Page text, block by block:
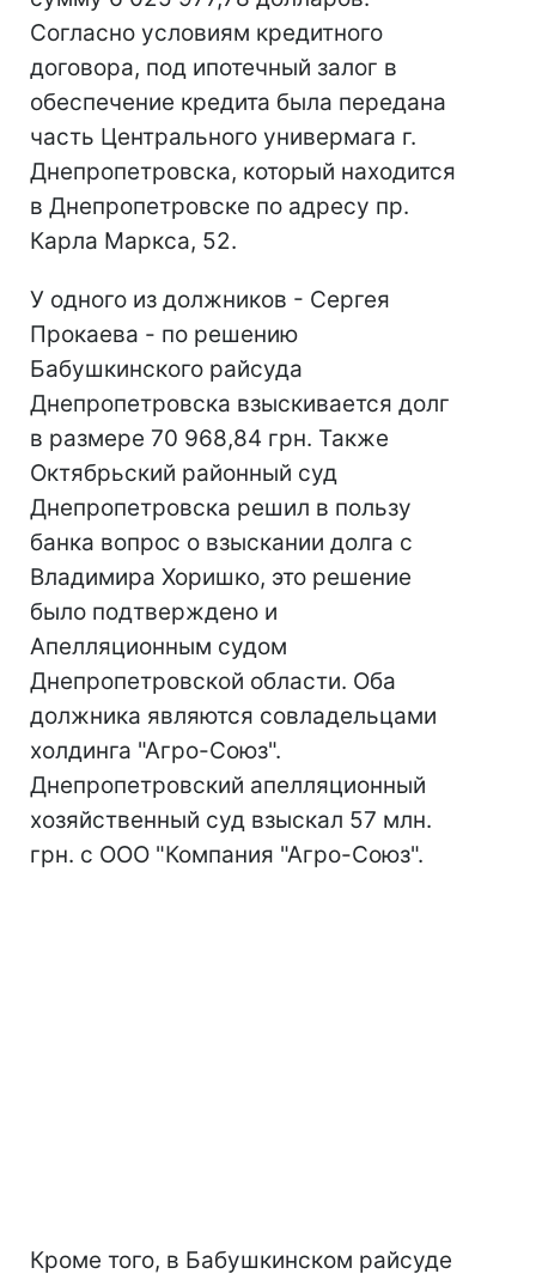
Согласно условиям кредитного
договора, под ипотечный залог в
обеспечение кредита была передана
часть Центрального универмага г.
Днепропетровска, который находится
в Днепропетровске по адресу пр.
Карла Маркса, 52.
У одного из должников - Сергея
Прокаева - по решению
Бабушкинского райсуда
Днепропетровска взыскивается долг
в размере 70 968,84 грн. Также
Октябрьский районный суд
Днепропетровска решил в пользу
банка вопрос о взыскании долга с
Владимира Хоришко, это решение
было подтверждено и
Апелляционным судом
Днепропетровской области. Оба
должника являются совладельцами
холдинга "Агро-Союз".
Днепропетровский апелляционный
хозяйственный суд взыскал 57 млн.
грн. с ООО "Компания "Агро-Союз".
Кроме того, в Бабушкинском райсуде